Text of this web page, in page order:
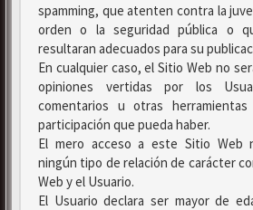
spamming, que atenten contra la
orden o la seguridad pública o
resultaran adecuados para su
En cualquier caso, el Sitio Web no
opiniones vertidas por los
comentarios u otras
participación que pueda haber.
El mero acceso a este Sitio Web
ningún tipo de relación de carácter
Web y el Usuario.
El Usuario declara ser mayor de